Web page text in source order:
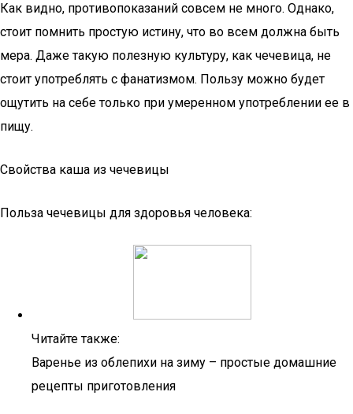
Как видно, противопоказаний совсем не много. Однако,
стоит помнить простую истину, что во всем должна быть
мера. Даже такую полезную культуру, как чечевица, не
стоит употреблять с фанатизмом. Пользу можно будет
ощутить на себе только при умеренном употреблении ее в
пищу.
Свойства каша из чечевицы
Польза чечевицы для здоровья человека:
Читайте также:
Варенье из облепихи на зиму – простые домашние
рецепты приготовления